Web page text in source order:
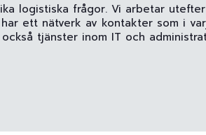
logistiska frågor. Vi arbetar
ett nätverk av kontakter som i
tjänster inom IT och